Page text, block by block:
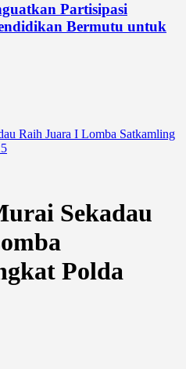
Partisipasi
Bermutu untuk
Raih Juara I Lomba Satkamling
Sekadau
Polda